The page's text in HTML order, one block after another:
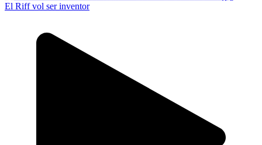
El Riff vol ser inventor